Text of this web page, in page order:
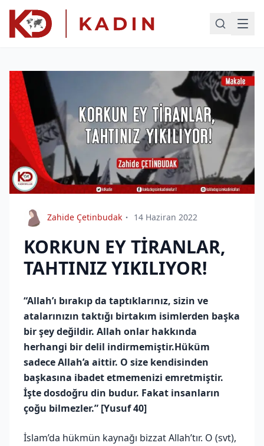
Zahide Çetinbudak 14 Haziran 2022
KORKUN EY TİRANLAR,
TAHTINIZ YIKILIYOR!
“Allah’ı bırakıp da taptıklarınız, sizin ve
atalarınızın taktığı birtakım isimlerden başka
bir şey değildir. Allah onlar hakkında
herhangi bir delil indirmemiştir.Hüküm
sadece Allah’a aittir. O size kendisinden
başkasına ibadet etmemenizi emretmiştir.
İşte dosdoğru din budur. Fakat insanların
çoğu bilmezler.” [Yusuf 40]
İslam’da hükmün kaynağı bizzat Allah’tır. O (svt),